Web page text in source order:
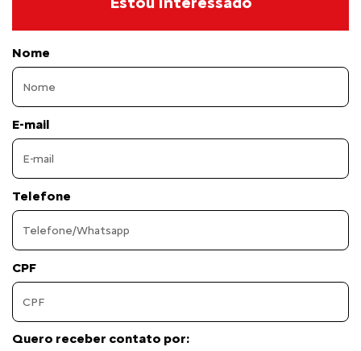
Nome
E-mail
Telefone
CPF
Quero receber contato por: